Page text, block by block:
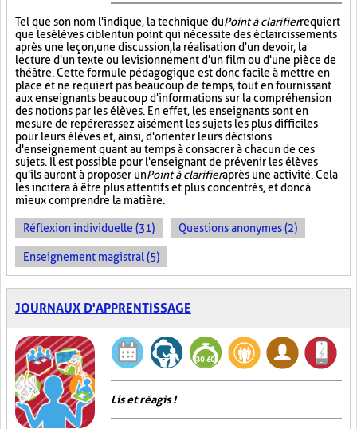
Tel que son nom l'indique, la technique duPoint à clarifierrequiert
que les élèves ciblent un point qui nécessite des éclaircissements
après une leçon, une discussion, la réalisation d'un devoir, la
lecture d'un texte ou le visionnement d'un film ou d'une pièce de
théâtre. Cette formule pédagogique est donc facile à mettre en
place et ne requiert pas beaucoup de temps, tout en fournissant
aux enseignants beaucoup d'informations sur la compréhension
des notions par les élèves. En effet, les enseignants sont en
mesure de repérer assez aisément les sujets les plus difficiles
pour leurs élèves et, ainsi, d'orienter leurs décisions
d'enseignement quant au temps à consacrer à chacun de ces
sujets. Il est possible pour l'enseignant de prévenir les élèves
qu'ils auront à proposer unPoint à clarifieraprès une activité. Cela
les incitera à être plus attentifs et plus concentrés, et donc à
mieux comprendre la matière.
Réflexion individuelle (31) Questions anonymes (2)
Enseignement magistral (5)
JOURNAUX D'APPRENTISSAGE
Lis et réagis !